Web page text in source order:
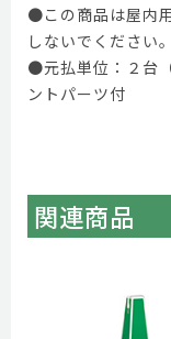
●この商品は屋内
しないでください。
●元払単位：２台
ントパーツ付
関連商品